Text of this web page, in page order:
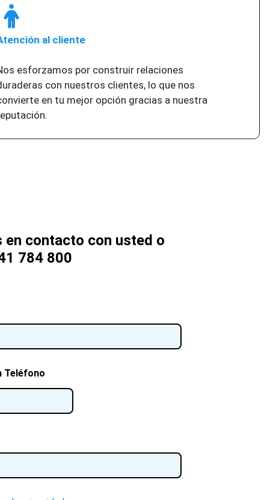
al cliente
esforzamos por construir relaciones
con nuestros clientes, lo que nos
en tu mejor opción gracias a nuestra
en contacto con usted o
784 800
Teléfono